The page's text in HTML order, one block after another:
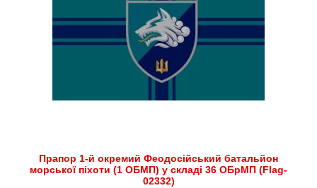
Прапор 1-й окремий Феодосійський батальйон
морської піхоти (1 ОБМП) у складі 36 ОБрМП (Flag-
02332)